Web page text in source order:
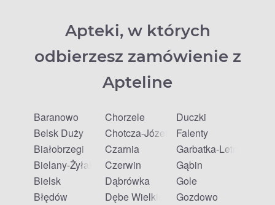
Apteki, w których
odbierzesz zamówienie z
Apteline
Baranowo
Belsk Duży
Białobrzegi
Bielany-Żyłaki
Bielsk
Błędów
Chorzele
Chotcza-Józefów
Czarnia
Czerwin
Dąbrówka
Dębe Wielkie
Duczki
Falenty
Garbatka-Letnisko
Gąbin
Gole
Gozdowo